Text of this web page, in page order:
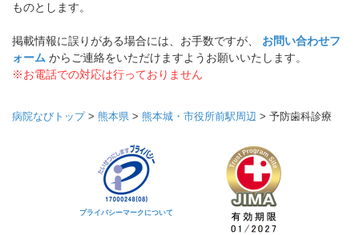
ものとします。
掲載情報に誤りがある場合には、お手数ですが、 お問い合わせフ
ォーム からご連絡をいただけますようお願いいたします。
※お電話での対応は行っておりません
病院なびトップ> 熊本県 > 熊本城・市役所前駅周辺 > 予防歯科診療
プライバシーマークについて